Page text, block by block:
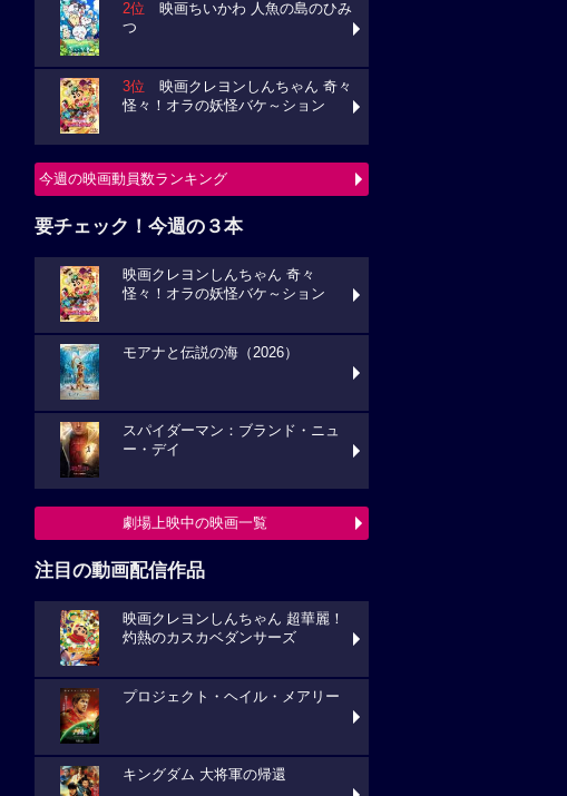
2位 映画ちいかわ 人魚の島のひみ
つ
3位 映画クレヨンしんちゃん 奇々
怪々！オラの妖怪バケ～ション
今週の映画動員数ランキング
要チェック！今週の３本
映画クレヨンしんちゃん 奇々
怪々！オラの妖怪バケ～ション
モアナと伝説の海（2026）
スパイダーマン：ブランド・ニュ
ー・デイ
劇場上映中の映画一覧
注目の動画配信作品
映画クレヨンしんちゃん 超華麗！
灼熱のカスカベダンサーズ
プロジェクト・ヘイル・メアリー
キングダム 大将軍の帰還